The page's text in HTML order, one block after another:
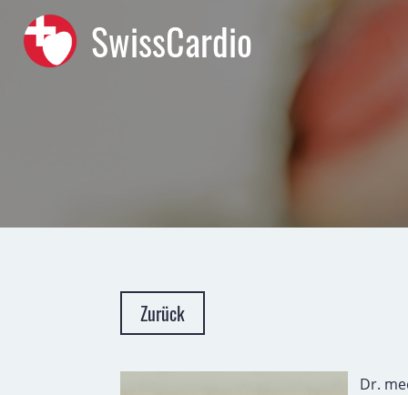
SwissCardio
Zurück
Dr.